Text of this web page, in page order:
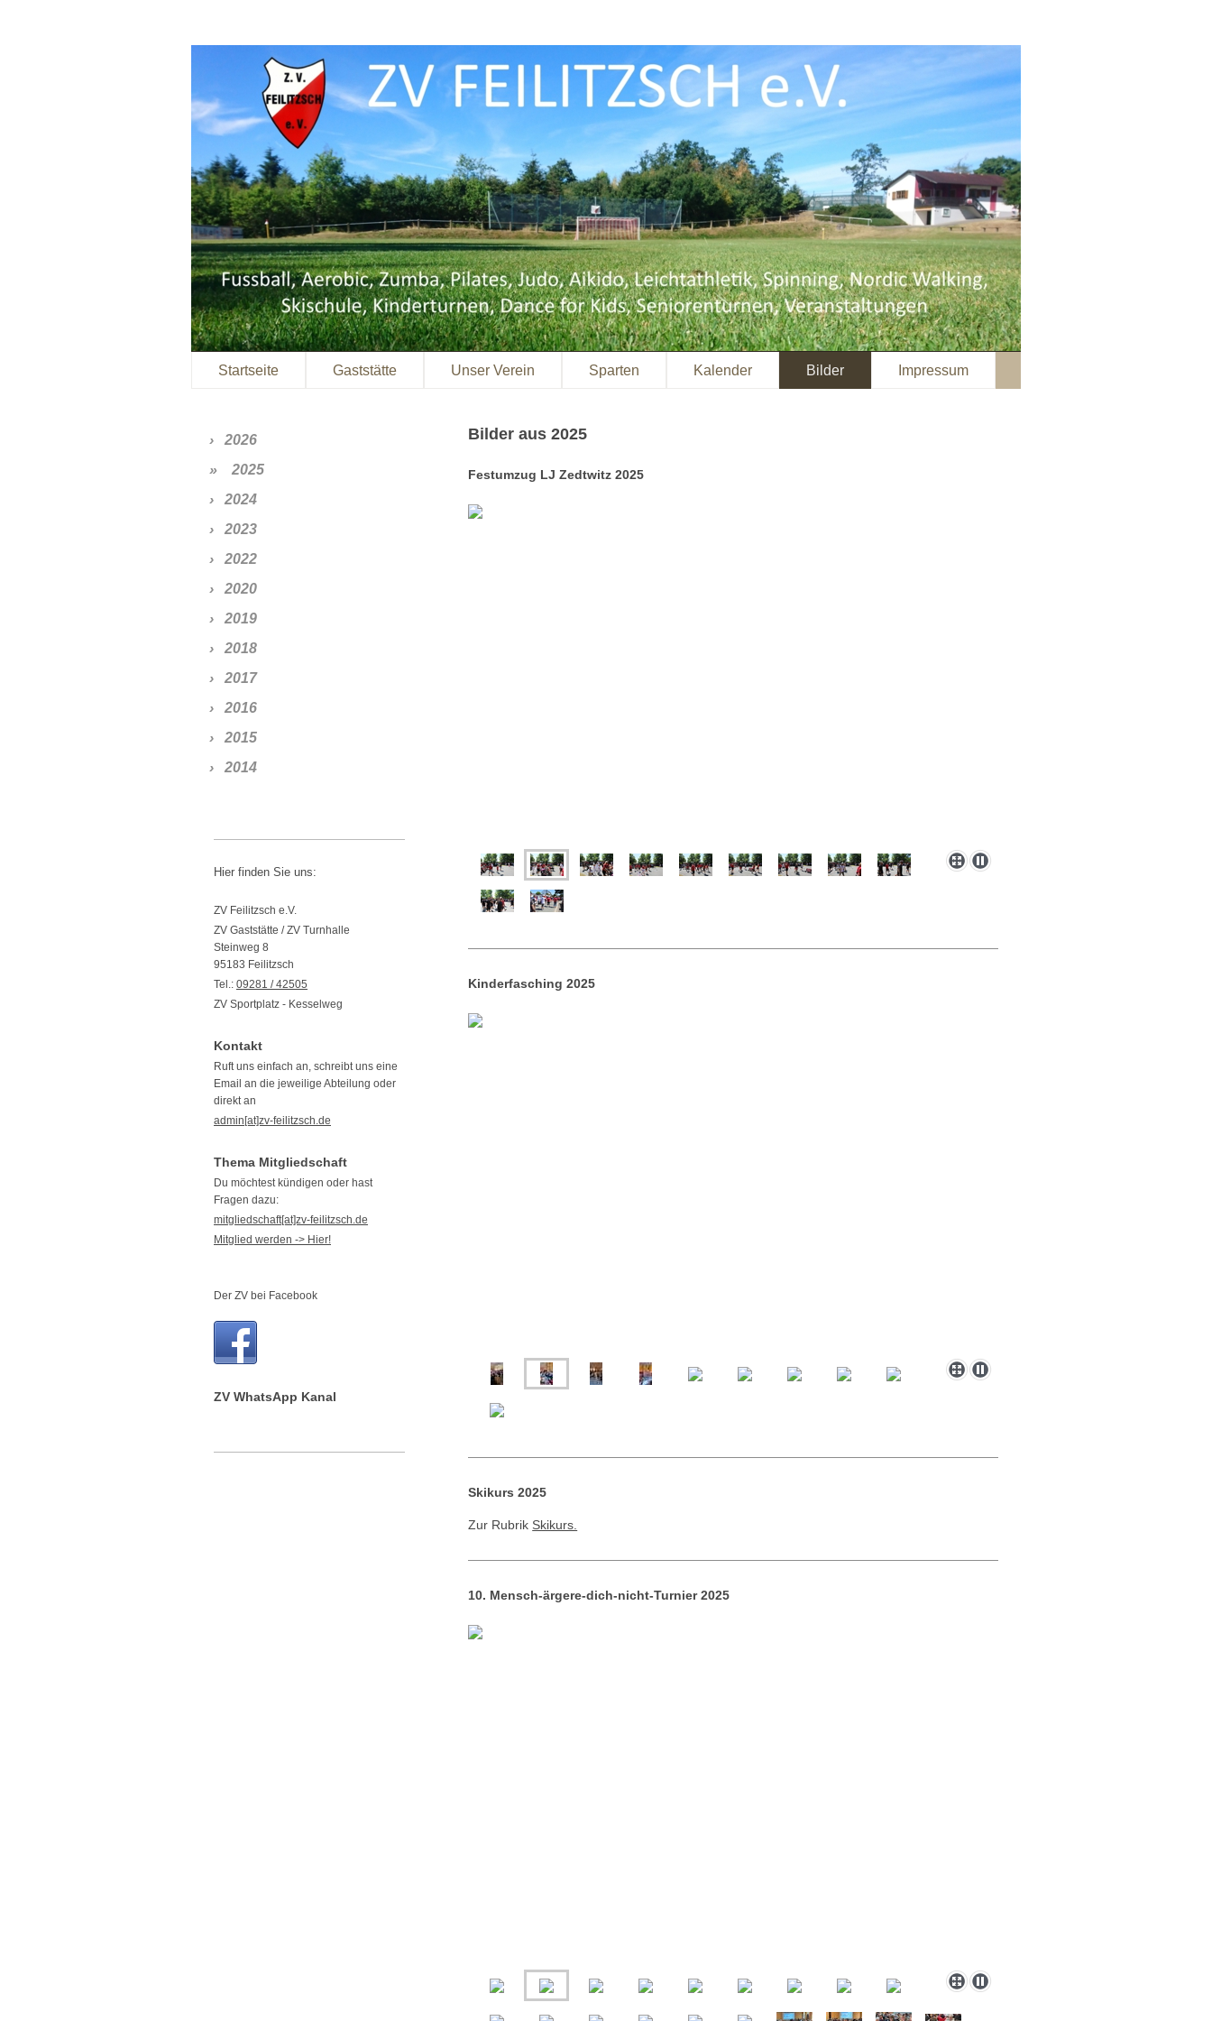
Startseite Gaststätte Unser Verein Sparten Kalender Bilder Impressum
Bilder aus 2025
Festumzug LJ Zedtwitz 2025
Kinderfasching 2025
Skikurs 2025
Zur Rubrik Skikurs.
10. Mensch-ärgere-dich-nicht-Turnier 2025
2026
2025
2024
2023
2022
2020
2019
2018
2017
2016
2015
2014
Hier finden Sie uns:
ZV Feilitzsch e.V.
ZV Gaststätte / ZV Turnhalle
Steinweg 8
95183 Feilitzsch
Tel.: 09281 / 42505
ZV Sportplatz - Kesselweg
Kontakt
Ruft uns einfach an, schreibt uns eine
Email an die jeweilige Abteilung oder
direkt an
admin[at]zv-feilitzsch.de
Thema Mitgliedschaft
Du möchtest kündigen oder hast
Fragen dazu:
mitgliedschaft[at]zv-feilitzsch.de
Mitglied werden -> Hier!
Der ZV bei Facebook
ZV WhatsApp Kanal